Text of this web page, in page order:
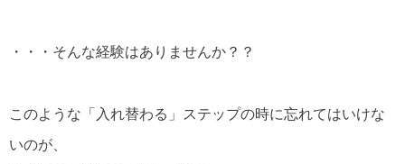
・・・そんな経験はありませんか？？
このような「入れ替わる」ステップの時に忘れてはいけな
いのが、